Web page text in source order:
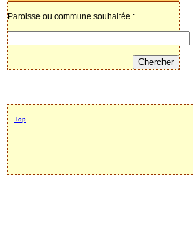
Paroisse ou commune souhaitée :
Top